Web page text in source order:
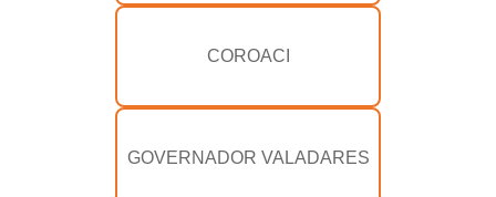
COROACI
GOVERNADOR VALADARES